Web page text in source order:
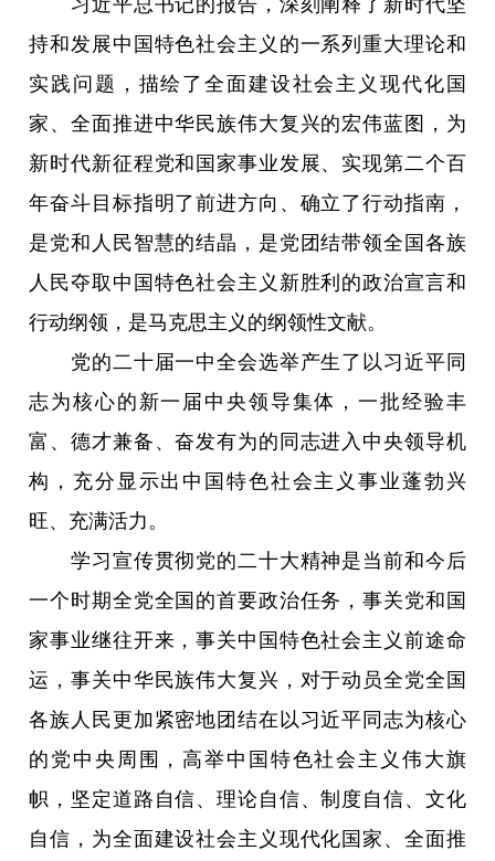
持和发展中国特色社会主义的一系列重大理论和
实践问题，描绘了全面建设社会主义现代化国
家、全面推进中华民族伟大复兴的宏伟蓝图，为
新时代新征程党和国家事业发展、实现第二个百
年奋斗目标指明了前进方向、确立了行动指南，
是党和人民智慧的结晶，是党团结带领全国各族
人民夺取中国特色社会主义新胜利的政治宣言和
行动纲领，是马克思主义的纲领性文献。
党的二十届一中全会选举产生了以习近平同
志为核心的新一届中央领导集体，一批经验丰
富、德才兼备、奋发有为的同志进入中央领导机
构，充分显示出中国特色社会主义事业蓬勃兴
旺、充满活力。
学习宣传贯彻党的二十大精神是当前和今后
一个时期全党全国的首要政治任务，事关党和国
家事业继往开来，事关中国特色社会主义前途命
运，事关中华民族伟大复兴，对于动员全党全国
各族人民更加紧密地团结在以习近平同志为核心
的党中央周围，高举中国特色社会主义伟大旗
帜，坚定道路自信、理论自信、制度自信、文化
自信，为全面建设社会主义现代化国家、全面推